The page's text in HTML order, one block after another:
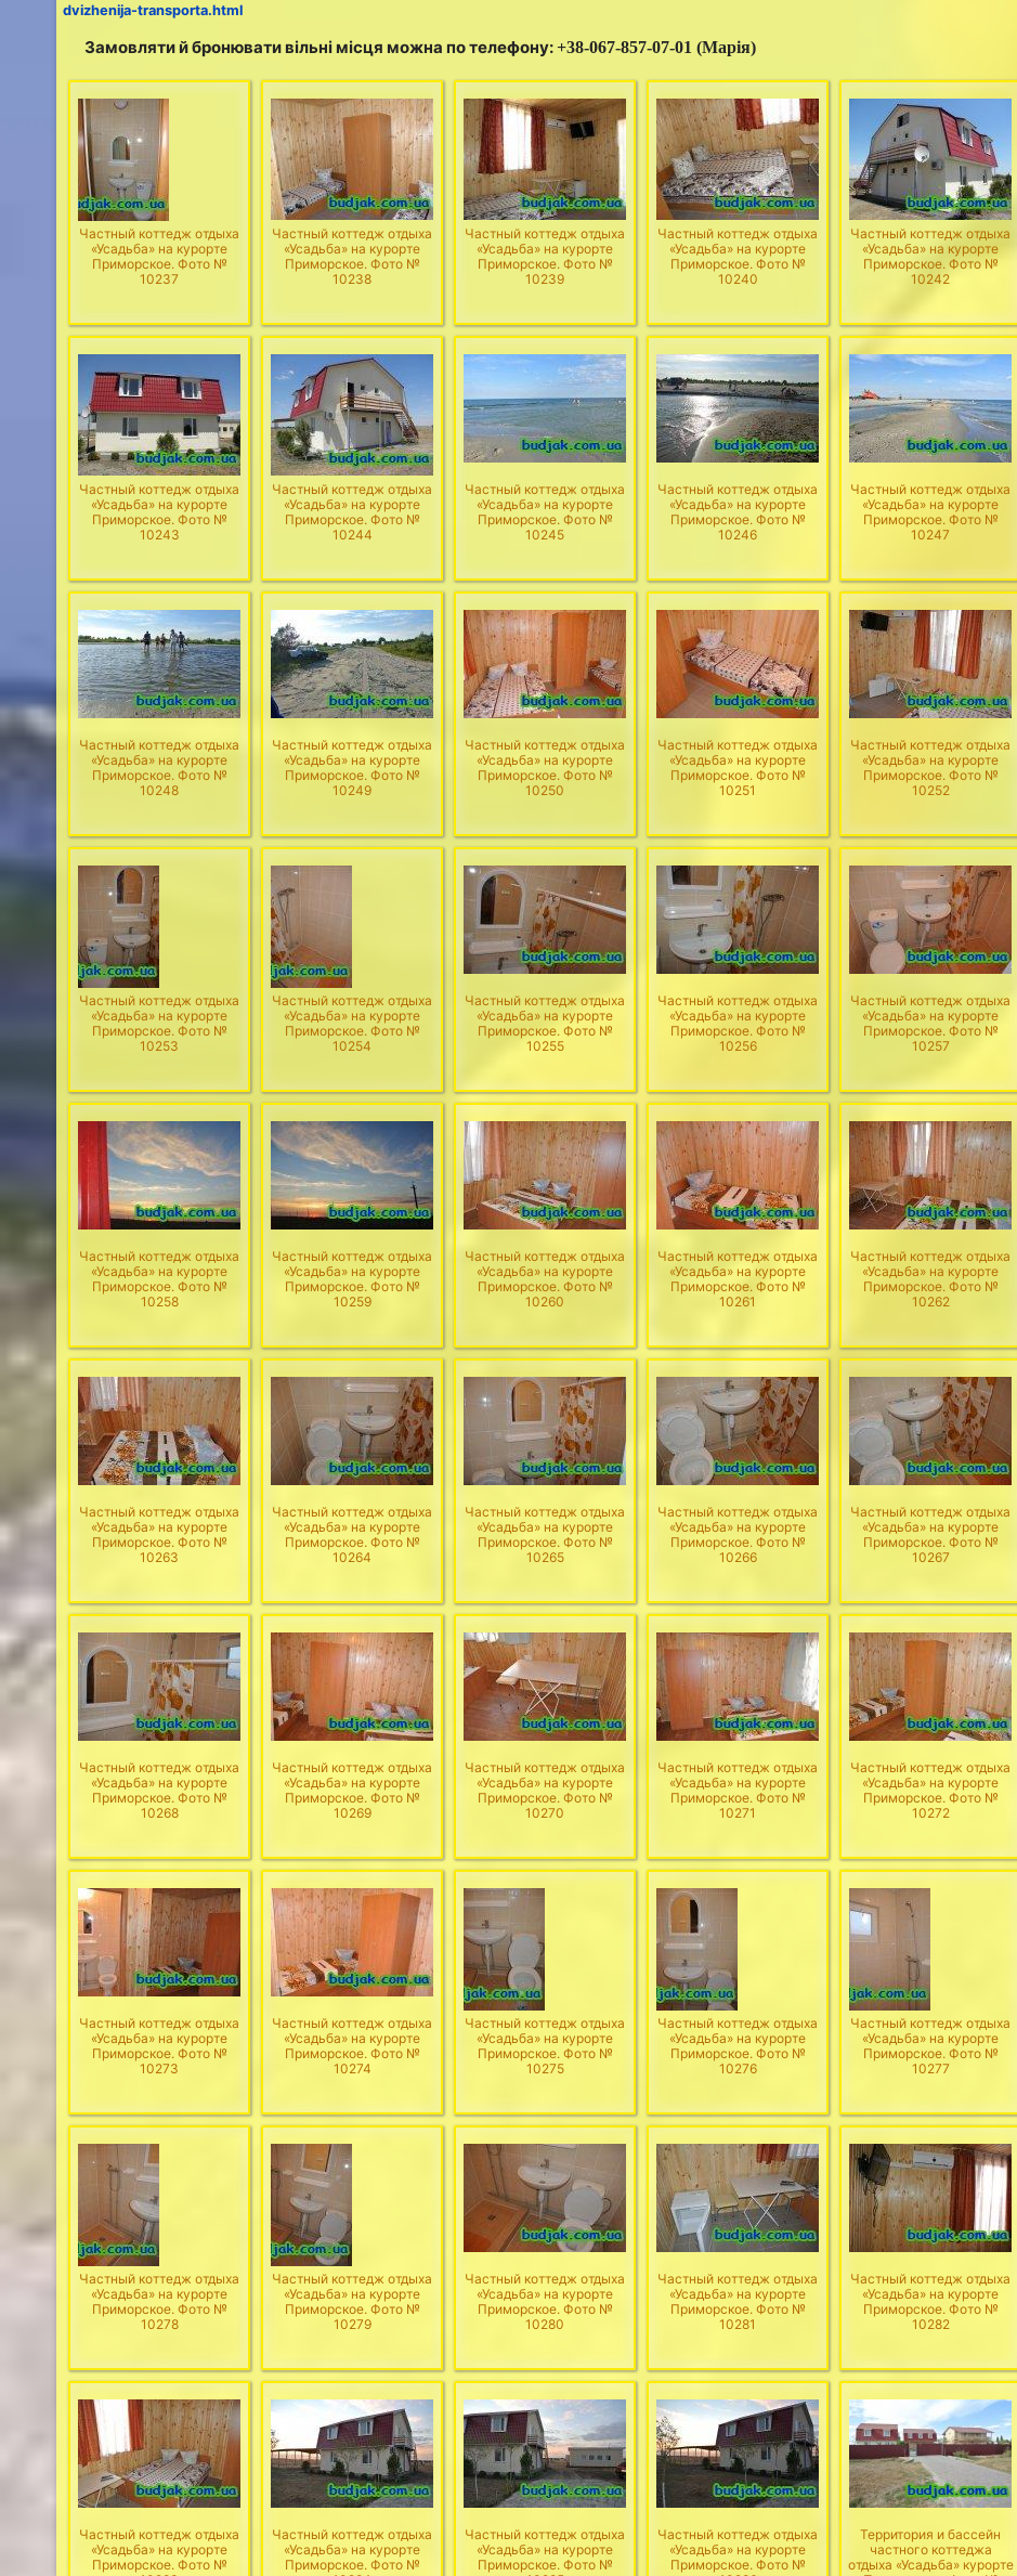
dvizhenija-transporta.html
Замовляти й бронювати вільні місця можна по телефону:+38-067-857-07-01 (Марія)
Частный коттедж отдыха
«Усадьба» на курорте
Приморское. Фото №
10237
Частный коттедж отдыха
«Усадьба» на курорте
Приморское. Фото №
10238
Частный коттедж отдыха
«Усадьба» на курорте
Приморское. Фото №
10239
Частный коттедж отдыха
«Усадьба» на курорте
Приморское. Фото №
10240
Частный коттедж отдыха
«Усадьба» на курорте
Приморское. Фото №
10242
Частный коттедж отдыха
«Усадьба» на курорте
Приморское. Фото №
10243
Частный коттедж отдыха
«Усадьба» на курорте
Приморское. Фото №
10244
Частный коттедж отдыха
«Усадьба» на курорте
Приморское. Фото №
10245
Частный коттедж отдыха
«Усадьба» на курорте
Приморское. Фото №
10246
Частный коттедж отдыха
«Усадьба» на курорте
Приморское. Фото №
10247
Частный коттедж отдыха
«Усадьба» на курорте
Приморское. Фото №
10248
Частный коттедж отдыха
«Усадьба» на курорте
Приморское. Фото №
10249
Частный коттедж отдыха
«Усадьба» на курорте
Приморское. Фото №
10250
Частный коттедж отдыха
«Усадьба» на курорте
Приморское. Фото №
10251
Частный коттедж отдыха
«Усадьба» на курорте
Приморское. Фото №
10252
Частный коттедж отдыха
«Усадьба» на курорте
Приморское. Фото №
10253
Частный коттедж отдыха
«Усадьба» на курорте
Приморское. Фото №
10254
Частный коттедж отдыха
«Усадьба» на курорте
Приморское. Фото №
10255
Частный коттедж отдыха
«Усадьба» на курорте
Приморское. Фото №
10256
Частный коттедж отдыха
«Усадьба» на курорте
Приморское. Фото №
10257
Частный коттедж отдыха
«Усадьба» на курорте
Приморское. Фото №
10258
Частный коттедж отдыха
«Усадьба» на курорте
Приморское. Фото №
10259
Частный коттедж отдыха
«Усадьба» на курорте
Приморское. Фото №
10260
Частный коттедж отдыха
«Усадьба» на курорте
Приморское. Фото №
10261
Частный коттедж отдыха
«Усадьба» на курорте
Приморское. Фото №
10262
Частный коттедж отдыха
«Усадьба» на курорте
Приморское. Фото №
10263
Частный коттедж отдыха
«Усадьба» на курорте
Приморское. Фото №
10264
Частный коттедж отдыха
«Усадьба» на курорте
Приморское. Фото №
10265
Частный коттедж отдыха
«Усадьба» на курорте
Приморское. Фото №
10266
Частный коттедж отдыха
«Усадьба» на курорте
Приморское. Фото №
10267
Частный коттедж отдыха
«Усадьба» на курорте
Приморское. Фото №
10268
Частный коттедж отдыха
«Усадьба» на курорте
Приморское. Фото №
10269
Частный коттедж отдыха
«Усадьба» на курорте
Приморское. Фото №
10270
Частный коттедж отдыха
«Усадьба» на курорте
Приморское. Фото №
10271
Частный коттедж отдыха
«Усадьба» на курорте
Приморское. Фото №
10272
Частный коттедж отдыха
«Усадьба» на курорте
Приморское. Фото №
10273
Частный коттедж отдыха
«Усадьба» на курорте
Приморское. Фото №
10274
Частный коттедж отдыха
«Усадьба» на курорте
Приморское. Фото №
10275
Частный коттедж отдыха
«Усадьба» на курорте
Приморское. Фото №
10276
Частный коттедж отдыха
«Усадьба» на курорте
Приморское. Фото №
10277
Частный коттедж отдыха
«Усадьба» на курорте
Приморское. Фото №
10278
Частный коттедж отдыха
«Усадьба» на курорте
Приморское. Фото №
10279
Частный коттедж отдыха
«Усадьба» на курорте
Приморское. Фото №
10280
Частный коттедж отдыха
«Усадьба» на курорте
Приморское. Фото №
10281
Частный коттедж отдыха
«Усадьба» на курорте
Приморское. Фото №
10282
Частный коттедж отдыха
«Усадьба» на курорте
Приморское. Фото №
Частный коттедж отдыха
«Усадьба» на курорте
Приморское. Фото №
Частный коттедж отдыха
«Усадьба» на курорте
Приморское. Фото №
Частный коттедж отдыха
«Усадьба» на курорте
Приморское. Фото №
Территория и бассейн
частного коттеджа
отдыха «Усадьба» курорте